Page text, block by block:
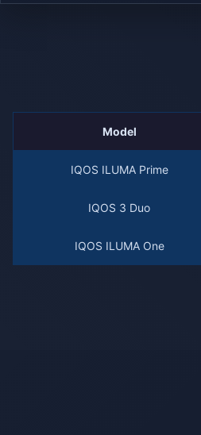
Model
IQOS ILUMA Prime
IQOS 3 Duo
IQOS ILUMA One